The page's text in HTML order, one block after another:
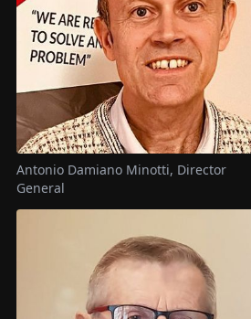
Antonio Damiano Minotti, Director
General